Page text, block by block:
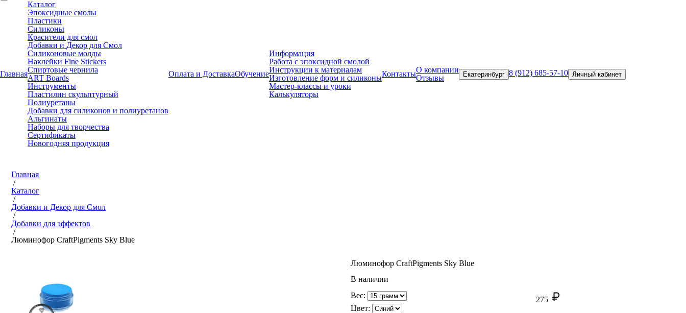
Главная
Каталог
Эпоксидные смолы
Пластики
Силиконы
Красители для смол
Добавки и Декор для Смол
Силиконовые молды
Наклейки Fine Stickers
Спиртовые чернила
ART Boards
Инструменты
Пластилин скульптурный
Полиуретаны
Добавки для силиконов и полиуретанов
Альгинаты
Наборы для творчества
Сертификаты
Новогодняя продукция
Оплата и ДоставкаОбучение
Информация
Работа с эпоксидной смолой
Инструкции к материалам
Изготовление форм и силиконы
Мастер-классы и уроки
Калькуляторы
КонтактыО компании
Отзывы
Екатеринбург 8 (912) 685-57-10 Личный кабинет
Главная
/
Каталог
/
Добавки и Декор для Смол
/
Добавки для эффектов
/
Люминофор CraftPigments Sky Blue
Люминофор CraftPigments Sky Blue
В наличии
Вес:
275
Цвет: